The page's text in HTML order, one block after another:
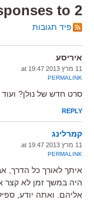
2 Responses to “למה אני מחכה?”
פיד תגובות
איריסע
11 מרץ 2013 at 19:47
PERMALINK
סרט חדש של נולן?
REPLY
קמרלינג
11 מרץ 2013 at 19:47
PERMALINK
היה במשך זמן לא קצר
אליהם. ואתה יודע,